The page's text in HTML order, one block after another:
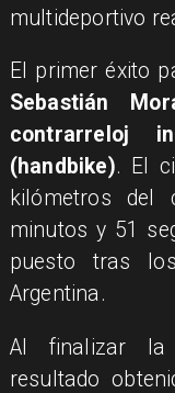
multideportivo
El primer éxito
Sebastián
contrarreloj
(handbike). El
kilómetros
minutos y 51
puesto tras
Argentina.
Al finalizar la
resultado